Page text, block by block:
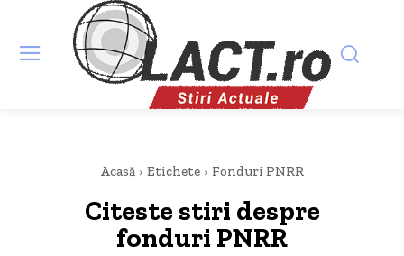
Acasă Etichete Fonduri PNRR
Citeste stiri despre
fonduri PNRR